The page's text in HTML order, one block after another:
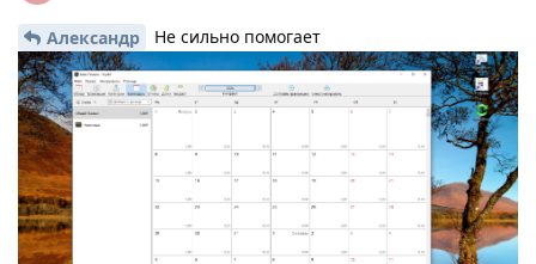
Александр Не сильно помогает